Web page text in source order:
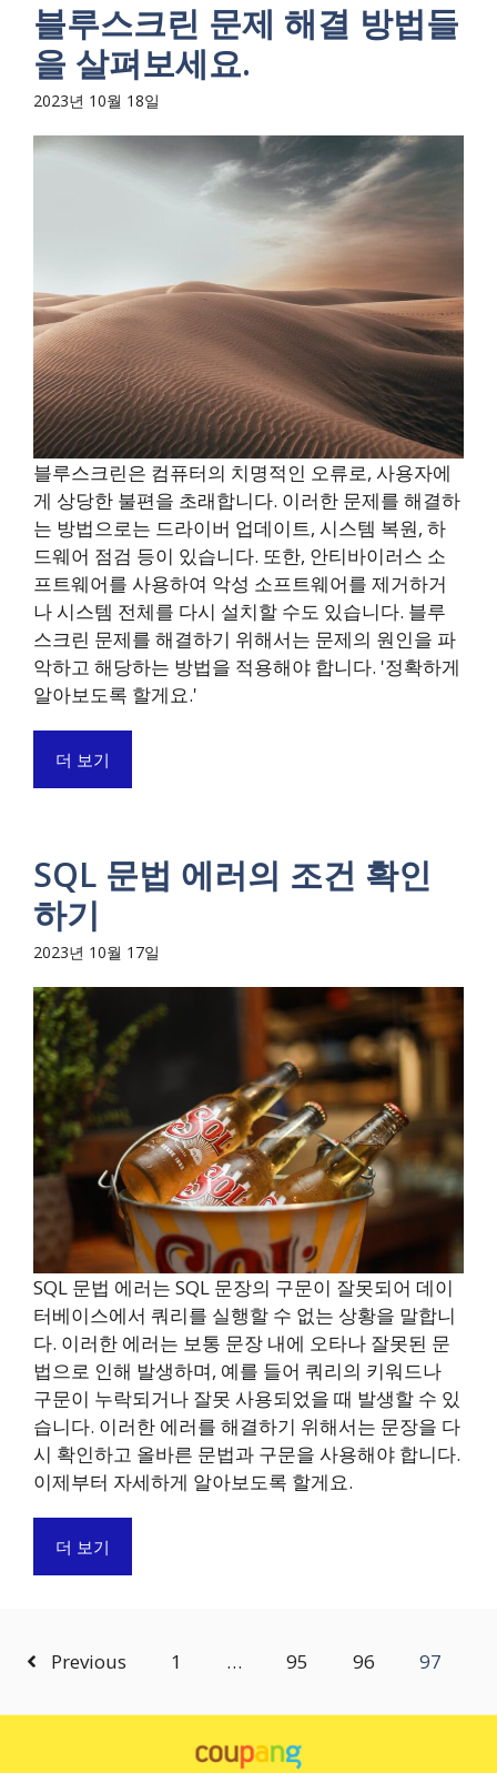
블루스크린 문제 해결 방법들
을 살펴보세요.
2023년 10월 18일
블루스크린은 컴퓨터의 치명적인 오류로, 사용자에
게 상당한 불편을 초래합니다. 이러한 문제를 해결하
는 방법으로는 드라이버 업데이트, 시스템 복원, 하
드웨어 점검 등이 있습니다. 또한, 안티바이러스 소
프트웨어를 사용하여 악성 소프트웨어를 제거하거
나 시스템 전체를 다시 설치할 수도 있습니다. 블루
스크린 문제를 해결하기 위해서는 문제의 원인을 파
악하고 해당하는 방법을 적용해야 합니다. '정확하게
알아보도록 할게요.'
더 보기
SQL 문법 에러의 조건 확인
하기
2023년 10월 17일
SQL 문법 에러는 SQL 문장의 구문이 잘못되어 데이
터베이스에서 쿼리를 실행할 수 없는 상황을 말합니
다. 이러한 에러는 보통 문장 내에 오타나 잘못된 문
법으로 인해 발생하며, 예를 들어 쿼리의 키워드나
구문이 누락되거나 잘못 사용되었을 때 발생할 수 있
습니다. 이러한 에러를 해결하기 위해서는 문장을 다
시 확인하고 올바른 문법과 구문을 사용해야 합니다.
이제부터 자세하게 알아보도록 할게요.
더 보기
Previous 1 … 95 96 97